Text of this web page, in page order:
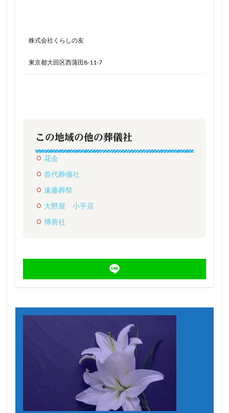
株式会社くらしの友
東京都大田区西蒲田8-11-7
この地域の他の葬儀社
花会
首代葬儀社
遠藤葬祭
大野屋 小平店
博善社